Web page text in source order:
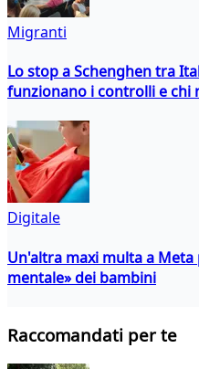
Migranti
Lo stop a Schenghen tra
funzionano i controlli e chi
Digitale
Un'altra maxi multa a
mentale» dei bambini
Raccomandati per te